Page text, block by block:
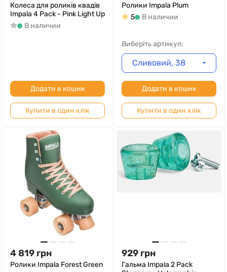
Колеса для роликів квадів
Impala 4 Pack - Pink Light Up
В наличии
Додати в кошик
Купити в один клік
Ролики Impala Plum
5
В наличии
Виберіть артикул:
Сливовий, 38
Додати в кошик
Купити в один клік
4 819 грн
Ролики Impala Forest Green
929 грн
Гальма Impala 2 Pack